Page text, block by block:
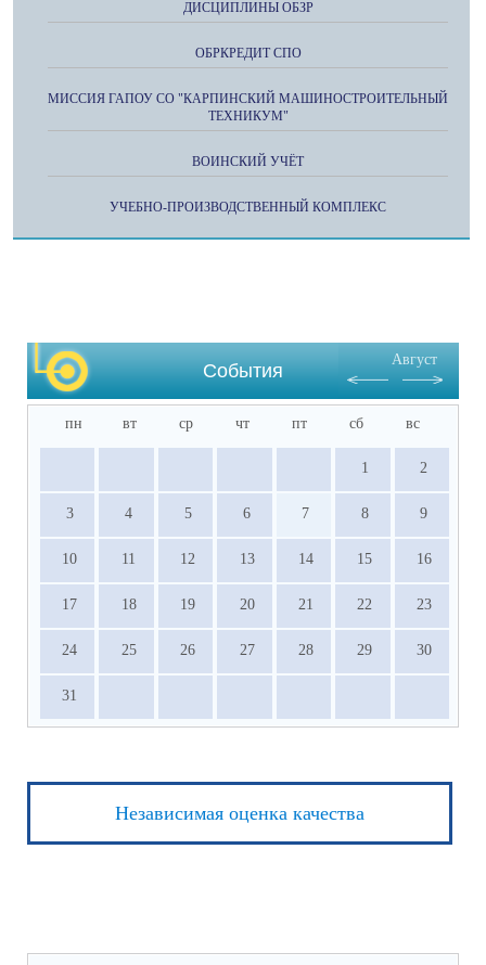
ДИСЦИПЛИНЫ ОБЗР
ОБРКРЕДИТ СПО
МИССИЯ ГАПОУ СО "КАРПИНСКИЙ МАШИНОСТРОИТЕЛЬНЫЙ
ТЕХНИКУМ"
ВОИНСКИЙ УЧЁТ
УЧЕБНО-ПРОИЗВОДСТВЕННЫЙ КОМПЛЕКС
События
Август
пн вт ср чт пт сб вс
1 2
3 4 5 6 7 8 9
10 11 12 13 14 15 16
17 18 19 20 21 22 23
24 25 26 27 28 29 30
31
Независимая оценка качества